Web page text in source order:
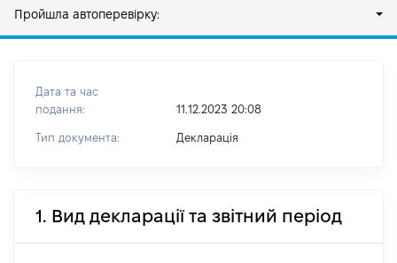
Пройшла автоперевірку:
Дата та час
подання:
11.12.2023 20:08
Тип документа: Декларація
1. Вид декларації та звітний період